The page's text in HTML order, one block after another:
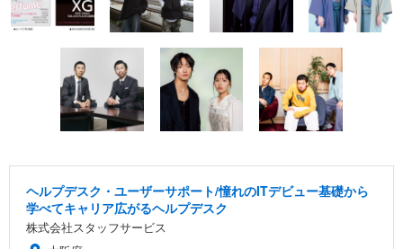
ヘルプデスク・ユーザーサポート/憧れのITデビュー基礎から
学べてキャリア広がるヘルプデスク
株式会社スタッフサービス